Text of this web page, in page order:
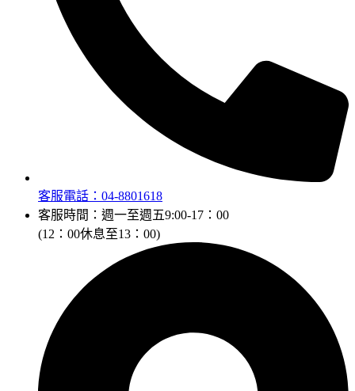
客服電話：04-8801618
客服時間：週一至週五9:00-17：00
(12：00休息至13：00)